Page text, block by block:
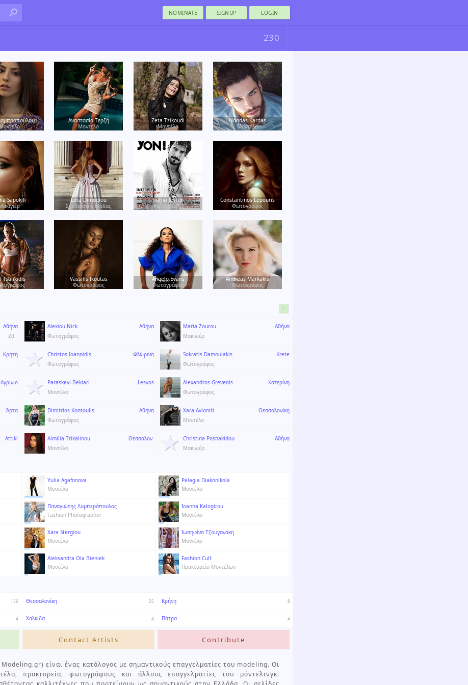
NOMINATE SIGNUP LOGIN
230
Μοντέλο
Αναστασία Τερζή
Μοντέλο
Zeta Tzikoudi
Μοντέλο
Nondas Kardas
Μοντέλο
Sapokili
Lora Dimoglou
Σχεδιαστής Μόδας
Jiorjia Jester
Φωτογράφος
Constantinos Lepouris
Φωτογράφος
Tsalikidis
Vassilis Ikoutas
Φωτογράφος
Angelo Evans
Φωτογράφος
Andreas Markakis
Φωτογράφος
Αθήνα
2d.
Alexiou Nick
Φωτογράφος
Αθήνα
Maria Zourou
Μακιγιέρ
Αθήνα
Κρήτη
Christos Ioannidis
Φωτογράφος
Φλώρινα
Sokratis Damoulakis
Φωτογράφος
Krete
Αγρίνιο
Paraskevi Bekiari
Μοντέλο
Lesvos
Alexandros Grevenis
Φωτογράφος
Κατερίνη
Άρτα
Dimitrios Kontoulis
Φωτογράφος
Αθήνα
Xara Avloniti
Μοντέλο
Θεσσαλονίκη
Attiki
Aimilia Trikalinou
Μοντέλο
Θεσσαλον.
Christina Posnakidou
Μακιγιέρ
Αθήνα
Yulia Agafonova
Μοντέλο
Pelagia Diakonikola
Μοντέλο
Παναγιώτης Λυμπερόπουλος
Fashion Photographer
Ioanna Kalogirou
Μοντέλο
Xara Stergiou
Μοντέλο
Ιωσηφίνα Τζουγανάκη
Μοντέλο
Aleksandra Ola Bieniek
Μοντέλο
Fashion Cult
Πρακτορείο Μοντέλων
136 Θεσσαλονίκη 25 Κρήτη 8
4 Χαλκίδα 4 Πάτρα 4
Contact Artists Contribute
είναι ένας κατάλογος με σημαντικούς επαγγελματίες του modeling. Οι
πρακτορεία, φωτογράφους και άλλους επαγγελματίες του μόντελινγκ.